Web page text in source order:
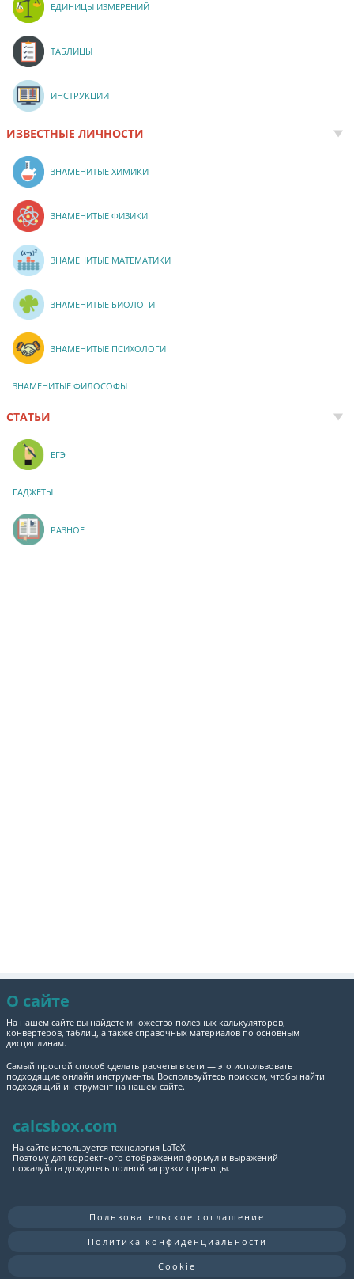
ЕДИНИЦЫ ИЗМЕРЕНИЙ
ТАБЛИЦЫ
ИНСТРУКЦИИ
ИЗВЕСТНЫЕ ЛИЧНОСТИ
ЗНАМЕНИТЫЕ ХИМИКИ
ЗНАМЕНИТЫЕ ФИЗИКИ
ЗНАМЕНИТЫЕ МАТЕМАТИКИ
ЗНАМЕНИТЫЕ БИОЛОГИ
ЗНАМЕНИТЫЕ ПСИХОЛОГИ
ЗНАМЕНИТЫЕ ФИЛОСОФЫ
СТАТЬИ
ЕГЭ
ГАДЖЕТЫ
РАЗНОЕ
О сайте
На нашем сайте вы найдете множество полезных калькуляторов,
конвертеров, таблиц, а также справочных материалов по основным
дисциплинам.
Самый простой способ сделать расчеты в сети — это использовать
подходящие онлайн инструменты. Воспользуйтесь поиском, чтобы найти
подходящий инструмент на нашем сайте.
calcsbox.com
На сайте используется технология LaTeX.
Поэтому для корректного отображения формул и выражений
пожалуйста дождитесь полной загрузки страницы.
Пользовательское соглашение
Политика конфиденциальности
Cookie